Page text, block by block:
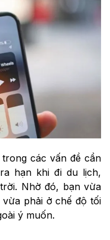
các vấn đề cần
hạn khi đi du lịch,
Nhờ đó, bạn vừa
phải ở chế độ tối
ý muốn.